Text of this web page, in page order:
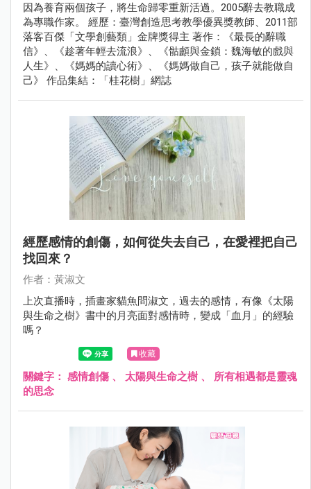
因為養育兩個孩子，將生命歸零重新活過。2005辭去教職成
為專職作家。 經歷：臺灣創造思考教學優異獎教師、2011部
落客百傑「文學創藝類」金牌獎得主 著作：《最長的辭職
信》、《趁著年輕去流浪》、《骷顱與金鎖：魏海敏的戲與
人生》、《媽媽的讀心術》、《媽媽做自己，孩子就能做自
己》 作品集結：「桂花樹」網誌
經歷感情的創傷，如何從失去自己，在愛裡把自己
找回來？
作者：黃淑文
上次直播時，插畫家貓魚問淑文，過去的感情，有像《太陽
與生命之樹》書中的月亮面對感情時，變成「血月」的經驗
嗎？
收藏
關鍵字： 感情創傷 、 太陽與生命之樹 、 所有相遇都是靈魂
的思念